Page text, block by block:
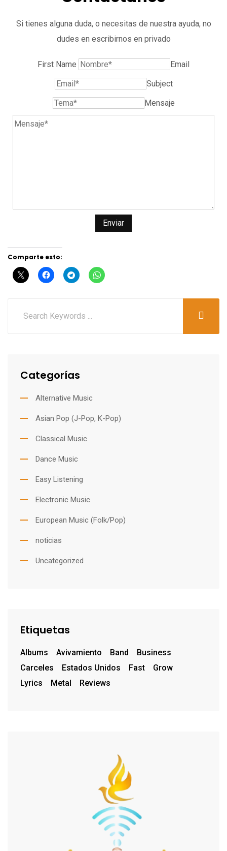
Si tienes alguna duda, o necesitas de nuestra ayuda, no
dudes en escribirnos en privado
First Name
Email
Subject
Mensaje
Enviar
Comparte esto:
Categorías
Alternative Music
Asian Pop (J-Pop, K-Pop)
Classical Music
Dance Music
Easy Listening
Electronic Music
European Music (Folk/Pop)
noticias
Uncategorized
Etiquetas
Albums Avivamiento Band
Business
Carceles
Estados Unidos Fast
Grow
Lyrics
Metal Reviews